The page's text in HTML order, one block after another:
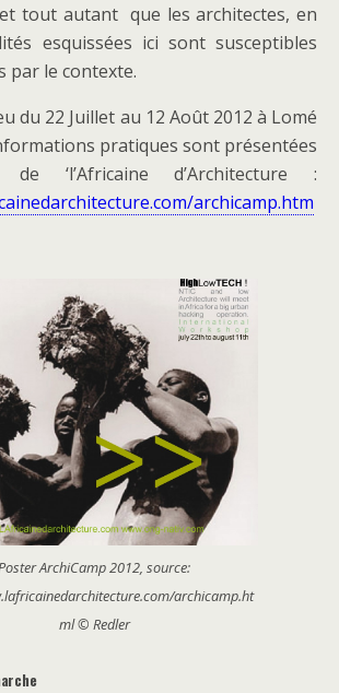
tout autant que les architectes, en
esquissées ici sont susceptibles
par le contexte.
du 22 Juillet au 12 Août 2012 à Lomé
pratiques sont présentées
‘l’Africaine d’Architecture :
archicamp.htm
ArchiCamp 2012, source:
archicamp.ht
ml © Redler